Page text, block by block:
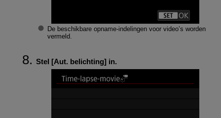
De beschikbare opname-indelingen voor video’s worden
vermeld.
Stel [Aut. belichting] in.